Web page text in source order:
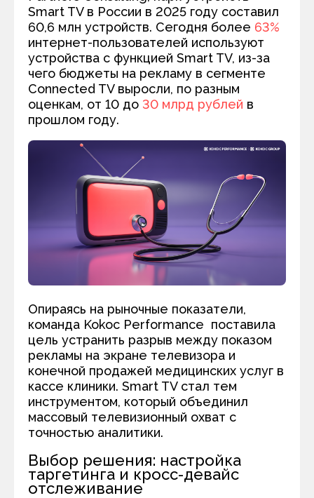
Smart TV в России в 2025 году составил
60,6 млн устройств. Сегодня более 63%
интернет-пользователей используют
устройства с функцией Smart TV, из-за
чего бюджеты на рекламу в сегменте
Connected TV выросли, по разным
оценкам, от 10 до 30 млрд рублей в
прошлом году.
Опираясь на рыночные показатели,
команда Kokoc Performance поставила
цель устранить разрыв между показом
рекламы на экране телевизора и
конечной продажей медицинских услуг в
кассе клиники. Smart TV стал тем
инструментом, который объединил
массовый телевизионный охват с
точностью аналитики.
Выбор решения: настройка
таргетинга и кросс-девайс
отслеживание